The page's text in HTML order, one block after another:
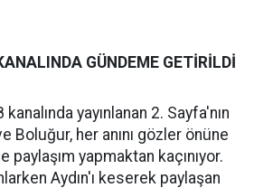
GÜNDEME GETİRİLDİ
yayınlanan 2. Sayfa'nın
Boluğur, her anını gözler önüne
paylaşım yapmaktan kaçınıyor.
Aydın'ı keserek paylaşan